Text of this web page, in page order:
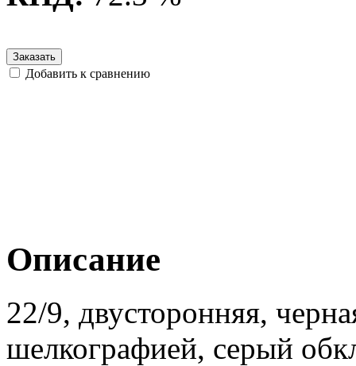
Заказать
Добавить к сравнению
Описание
22/9, двусторонняя,
шелкографией, серый